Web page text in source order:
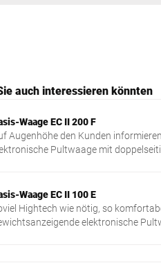
auch interessieren könnten
Waage EC II 200 F
Augenhöhe den Kunden
Pultwaage mit
Waage EC II 100 E
Hightech wie nötig, so
elektronische